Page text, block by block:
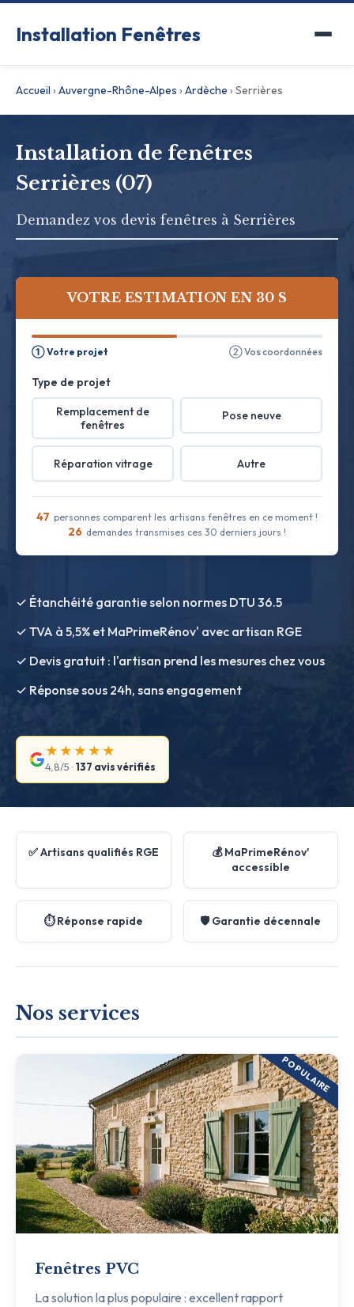
Installation Fenêtres
Accueil ›Auvergne-Rhône-Alpes ›Ardèche ›Serrières
Installation de fenêtres
Serrières (07)
Demandez vos devis fenêtres à Serrières
VOTRE ESTIMATION EN 30 S
① Votre projet ② Vos coordonnées
Type de projet
Remplacement de
fenêtres
Pose neuve
Réparation vitrage Autre
47 personnes comparent les artisans fenêtres en ce moment !
26 demandes transmises ces 30 derniers jours !
✓ Étanchéité garantie selon normes DTU 36.5
✓ TVA à 5,5% et MaPrimeRénov' avec artisan RGE
✓ Devis gratuit : l'artisan prend les mesures chez vous
✓ Réponse sous 24h, sans engagement
★★★★★
4,8/5 · 137 avis vérifiés
✅ Artisans qualifiés RGE
💰 MaPrimeRénov'
accessible
⏱️ Réponse rapide 🛡️ Garantie décennale
Nos services
POPULAIRE
Fenêtres PVC
La solution la plus populaire : excellent rapport